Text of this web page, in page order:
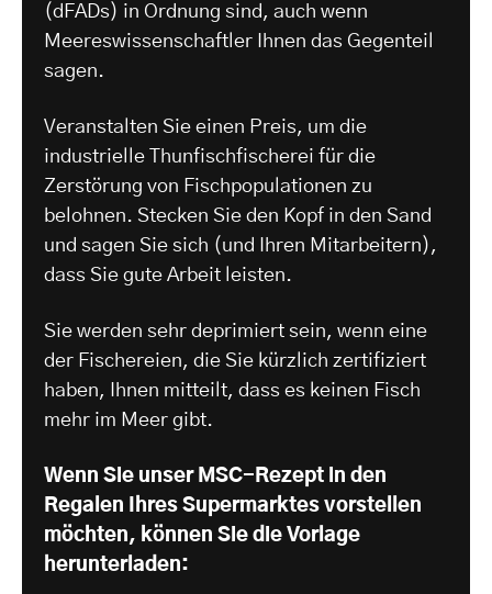
(dFADs) in Ordnung sind, auch wenn
Meereswissenschaftler Ihnen das Gegenteil
sagen.
Veranstalten Sie einen Preis, um die
industrielle Thunfischfischerei für die
Zerstörung von Fischpopulationen zu
belohnen. Stecken Sie den Kopf in den Sand
und sagen Sie sich (und Ihren Mitarbeitern),
dass Sie gute Arbeit leisten.
Sie werden sehr deprimiert sein, wenn eine
der Fischereien, die Sie kürzlich zertifiziert
haben, Ihnen mitteilt, dass es keinen Fisch
mehr im Meer gibt.
Wenn Sie unser MSC-Rezept in den
Regalen Ihres Supermarktes vorstellen
möchten, können Sie die Vorlage
herunterladen: